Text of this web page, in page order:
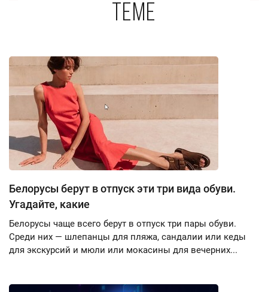
теме
Белорусы берут в отпуск эти три вида обуви.
Угадайте, какие
Белорусы чаще всего берут в отпуск три пары обуви.
Среди них — шлепанцы для пляжа, сандалии или кеды
для экскурсий и мюли или мокасины для вечерних...